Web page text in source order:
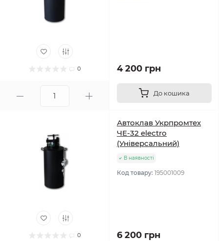
0 4 200 грн
До кошика
0
Автоклав Укрпромтех
ЧЕ-32 electro
(Універсальний)
В наявності
Код товару: 195001009
6 200 грн